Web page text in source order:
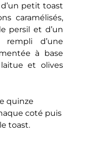
petit toast
caramélisés,
persil et d’un
d’une
à base
laitue et olives
quinze
coté puis
toast.